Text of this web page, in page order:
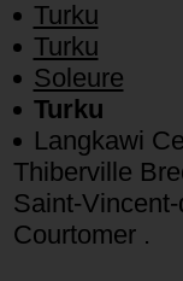
Turku
Turku
Soleure
Turku
Langkawi
Thiberville
Saint-
Courtomer .